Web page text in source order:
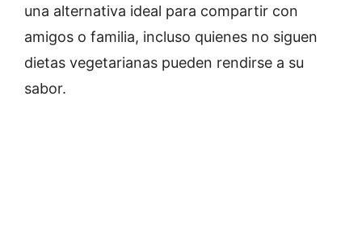
una alternativa ideal para compartir con
amigos o familia, incluso quienes no siguen
dietas vegetarianas pueden rendirse a su
sabor.